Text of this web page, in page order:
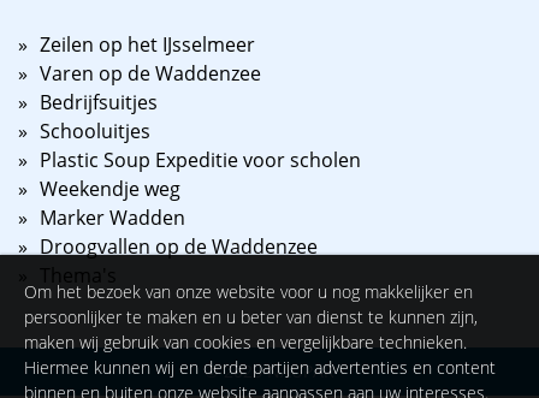
Zeilen op het IJsselmeer
Varen op de Waddenzee
Bedrijfsuitjes
Schooluitjes
Plastic Soup Expeditie voor scholen
Weekendje weg
Marker Wadden
Droogvallen op de Waddenzee
Thema's
©2026NAUPAR
Om het bezoek van onze website voor u nog makkelijker en
persoonlijker te maken en u beter van dienst te kunnen zijn,
maken wij gebruik van cookies en vergelijkbare technieken.
Hiermee kunnen wij en derde partijen advertenties en content
binnen en buiten onze website aanpassen aan uw interesses.